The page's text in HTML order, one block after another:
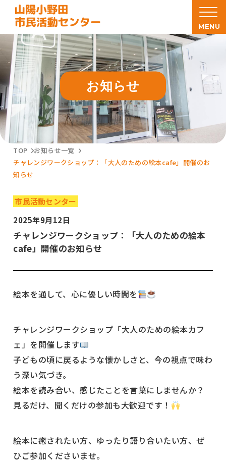
お知らせ
MENU
TOP
お知らせ一覧
チャレンジワークショップ：「大人のための絵本cafe」開催のお
知らせ
市民活動センター
2025年9月12日
チャレンジワークショップ：「大人のための絵本
cafe」開催のお知らせ
絵本を通して、心に優しい時間を
チャレンジワークショップ「大人のための絵本カフ
ェ」を開催します
子どもの頃に戻るような懐かしさと、今の視点で味わ
う深い気づき。
絵本を読み合い、感じたことを言葉にしませんか？
見るだけ、聞くだけの参加も大歓迎です！
絵本に癒されたい方、ゆったり語り合いたい方、ぜ
ひご参加くださいませ。